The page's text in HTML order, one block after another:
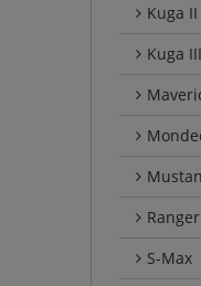
Kuga
Kuga
Ranger
S-Max